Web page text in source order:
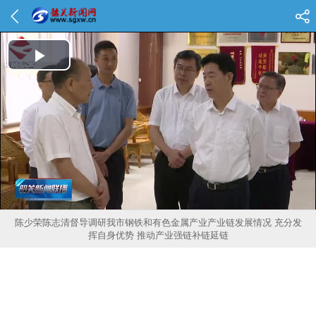
Play Video
陈少荣陈志清督导调研我市钢铁和有色金属产业产业链发展情况 充分发
挥自身优势 推动产业强链补链延链